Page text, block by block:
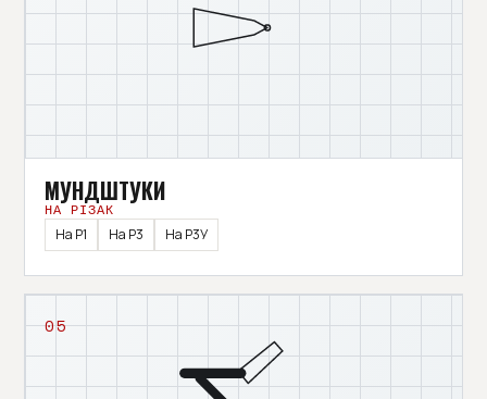
МУНДШТУКИ
НА РІЗАК
На Р1
На Р3 На Р3У
05